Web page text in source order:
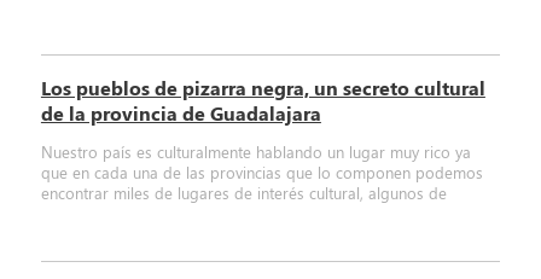
Los pueblos de pizarra negra, un secreto cultural
de la provincia de Guadalajara
Nuestro país es culturalmente hablando un lugar muy rico ya
que en cada una de las provincias que lo componen podemos
encontrar miles de lugares de interés cultural, algunos de